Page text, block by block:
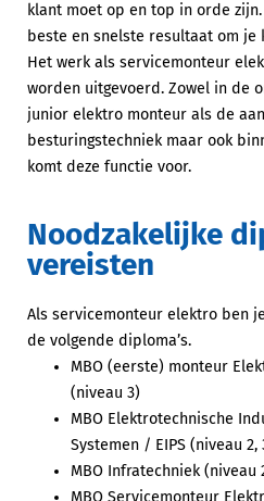
klant moet op en top in orde
beste en snelste resultaat om
Het werk als servicemonteur
worden uitgevoerd. Zowel in de
junior elektro monteur als de
besturingstechniek maar ook
komt deze functie voor.
Noodzakelijke diploma's /
vereisten
Als servicemonteur elektro ben
de volgende diploma’s.
MBO (eerste) monteur
(niveau 3)
MBO Elektrotechnische
Systemen / EIPS (niveau 2,
MBO Infratechniek (niveau
MBO Servicemonteur